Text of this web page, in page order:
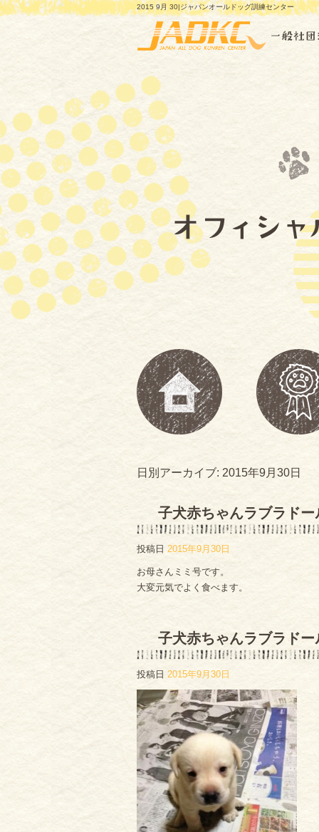
2015 9月 30|ジャパンオールドッグ訓練センター
日別アーカイブ: 2015年9月30日
子犬赤ちゃんラブラドー
投稿日 2015年9月30日
お母さんミミ号です。
大変元気でよく食べます。
子犬赤ちゃんラブラドー
投稿日 2015年9月30日